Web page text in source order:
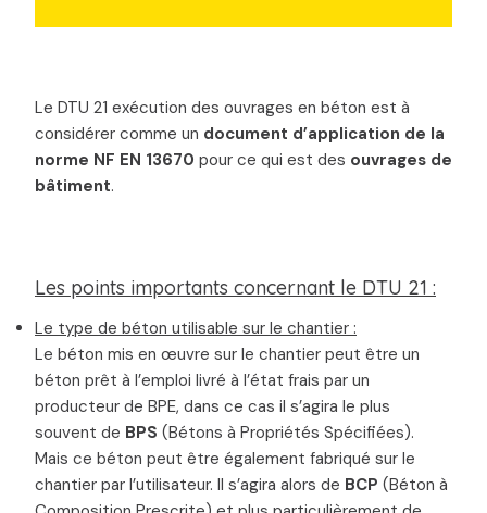
Le DTU 21 exécution des ouvrages en béton est à
considérer comme un document d’application de la
norme NF EN 13670 pour ce qui est des ouvrages de
bâtiment.
Les points importants concernant le DTU 21 :
Le type de béton utilisable sur le chantier :
Le béton mis en œuvre sur le chantier peut être un
béton prêt à l’emploi livré à l’état frais par un
producteur de BPE, dans ce cas il s’agira le plus
souvent de BPS (Bétons à Propriétés Spécifiées).
Mais ce béton peut être également fabriqué sur le
chantier par l’utilisateur. Il s’agira alors de BCP (Béton à